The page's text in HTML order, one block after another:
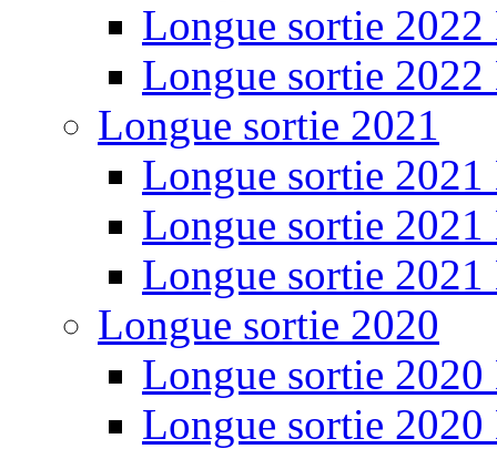
Longue sortie 2022
Longue sortie 2022
Longue sortie 2021
Longue sortie 2021
Longue sortie 2021
Longue sortie 2021
Longue sortie 2020
Longue sortie 2020
Longue sortie 2020